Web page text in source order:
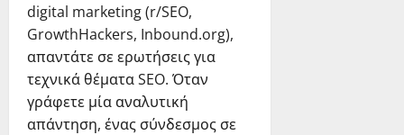
digital marketing (r/SEO,
GrowthHackers, Inbound.org),
απαντάτε σε ερωτήσεις για
τεχνικά θέματα SEO. Όταν
γράφετε μία αναλυτική
απάντηση, ένας σύνδεσμος σε